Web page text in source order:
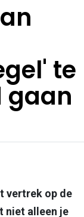
te
gaan
vertrek op de
niet alleen je